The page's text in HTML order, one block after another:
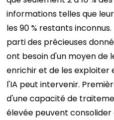
informations telles que
les 90 % restants inconnus.
parti des précieuses
ont besoin d'un moyen de
enrichir et de les exploiter
l'IA peut intervenir.
d'une capacité de
élevée peuvent